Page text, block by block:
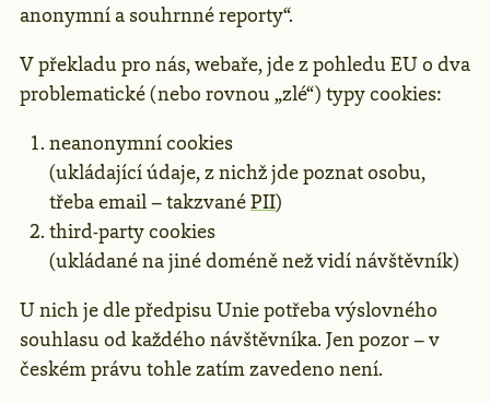
anonymní a souhrnné reporty“.
V překladu pro nás, webaře, jde z pohledu EU o dva
problematické (nebo rovnou „zlé“) typy cookies:
neanonymní cookies
(ukládající údaje, z nichž jde poznat osobu,
třeba email – takzvanéPII)
third-party cookies
(ukládané na jiné doméně než vidí návštěvník)
U nich je dle předpisu Unie potřeba výslovného
souhlasu od každého návštěvníka. Jen pozor – v
českém právu tohle zatím zavedeno není.